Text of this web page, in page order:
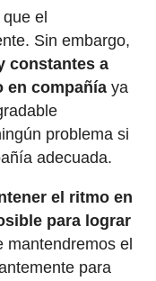
el
Sin embargo,
constantes a
en compañíaya
problema si
adecuada.
el ritmo en
para lograr
mantendremos el
para